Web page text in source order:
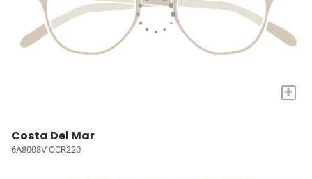
+
Costa Del Mar
6A8008V OCR220